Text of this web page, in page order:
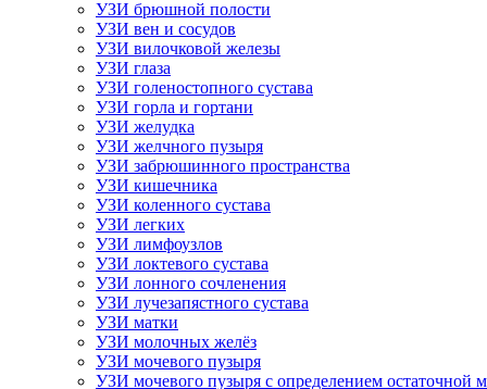
УЗИ брюшной полости
УЗИ вен и сосудов
УЗИ вилочковой железы
УЗИ глаза
УЗИ голеностопного сустава
УЗИ горла и гортани
УЗИ желудка
УЗИ желчного пузыря
УЗИ забрюшинного пространства
УЗИ кишечника
УЗИ коленного сустава
УЗИ легких
УЗИ лимфоузлов
УЗИ локтевого сустава
УЗИ лонного сочленения
УЗИ лучезапястного сустава
УЗИ матки
УЗИ молочных желёз
УЗИ мочевого пузыря
УЗИ мочевого пузыря с определением остаточной